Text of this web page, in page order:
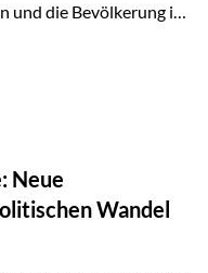
und die Bevölkerung ist
das Vertrauen
Geopolitische
und
Exportmärkten
Wirtschaft.
Neue
Wandel